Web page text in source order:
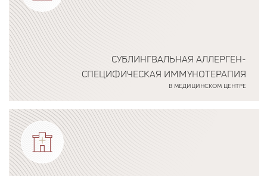
СУБЛИНГВАЛЬНАЯ АЛЛЕРГЕН-
СПЕЦИФИЧЕСКАЯ ИММУНОТЕРАПИЯ
В МЕДИЦИНСКОМ ЦЕНТРЕ
Подробнее о программе